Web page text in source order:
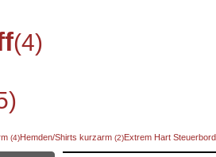
(4)
(4)Hemden/Shirts kurzarm (2)Extrem Hart